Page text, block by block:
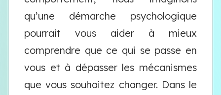
qu’une démarche psychologique
pourrait vous aider à mieux
comprendre que ce qui se passe en
vous et à dépasser les mécanismes
que vous souhaitez changer. Dans le